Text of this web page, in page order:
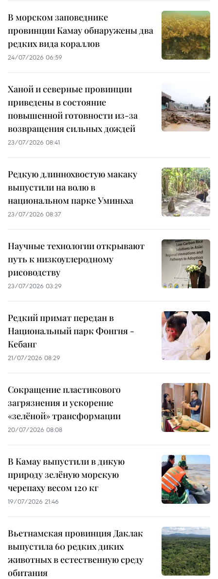
В морском заповеднике
провинции Камау обнаружены два
редких вида кораллов
24/07/2026 06:59
Ханой и северные провинции
приведены в состояние
повышенной готовности из-за
возвращения сильных дождей
23/07/2026 08:41
Редкую длиннохвостую макаку
выпустили на волю в
национальном парке Уминьха
23/07/2026 08:37
Научные технологии открывают
путь к низкоуглеродному
рисоводству
23/07/2026 03:29
Редкий примат передан в
Национальный парк Фонгня -
Кебанг
21/07/2026 08:29
Сокращение пластикового
загрязнения и ускорение
«зелёной» трансформации
20/07/2026 08:08
В Камау выпустили в дикую
природу зелёную морскую
черепаху весом 120 кг
19/07/2026 21:46
Вьетнамская провинция Даклак
выпустила 60 редких диких
животных в естественную среду
обитания